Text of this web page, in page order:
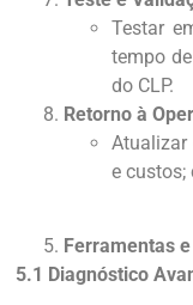
Testar
tempo
do CLP.
Retorno à
Atualizar
e custos;
Ferramentas
5.1 Diagnóstico